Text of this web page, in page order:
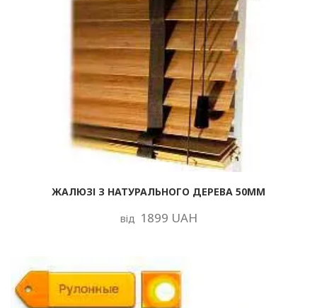
ЖАЛЮЗІ З НАТУРАЛЬНОГО ДЕРЕВА 50ММ
від 1899 UAH